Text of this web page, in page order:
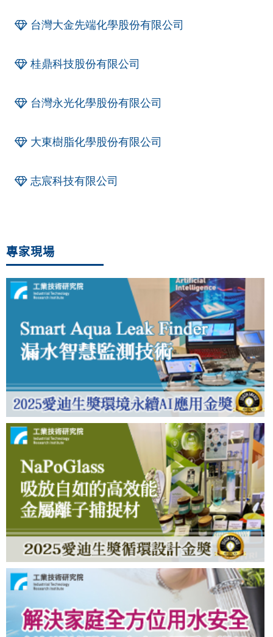
台灣大金先端化學股份有限公司
桂鼎科技股份有限公司
台灣永光化學股份有限公司
大東樹脂化學股份有限公司
志宸科技有限公司
專家現場